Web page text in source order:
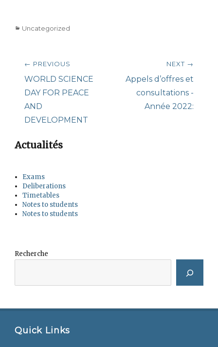
Categories
Uncategorized
Post
navigation
← PREVIOUS
Previous
post:
WORLD SCIENCE
DAY FOR PEACE
AND
DEVELOPMENT
NEXT →
Next
post:
Appels d’offres et
consultations -
Année 2022:
Actualités
Exams
Deliberations
Timetables
Notes to students
Notes to students
Recherche
Quick Links